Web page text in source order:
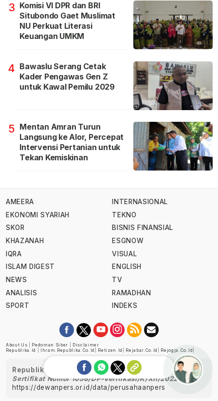
3 Komisi VI DPR dan BRI
Situbondo Gaet Muslimat
NU Perkuat Literasi
Keuangan UMKM
4 Bawaslu Serang Cetak
Kader Pengawas Gen Z
untuk Kawal Pemilu 2029
5 Mentan Amran Turun
Langsung ke Alor, Percepat
Intervensi Pertanian untuk
Tekan Kemiskinan
AMEERA
EKONOMI SYARIAH
SKOR
KHAZANAH
IQRA
ISLAM DIGEST
NEWS
ANALISIS
SPORT
INTERNASIONAL
TEKNO
BISNIS FINANSIAL
ESGNOW
VISUAL
ENGLISH
TV
RAMADHAN
INDEKS
About Us Pedoman Siber
Disclaimer
Republika.id
Ihram.republika.co.id Retizen.id Rejabar.co.id Rejogja.co.id
Republika telah diverifikasi oleh Dewan Pers
Sertifikat Nomor 1058/DP-Verifikasi/K/XII/2022
https://dewanpers.or.id/data/perusahaanpers